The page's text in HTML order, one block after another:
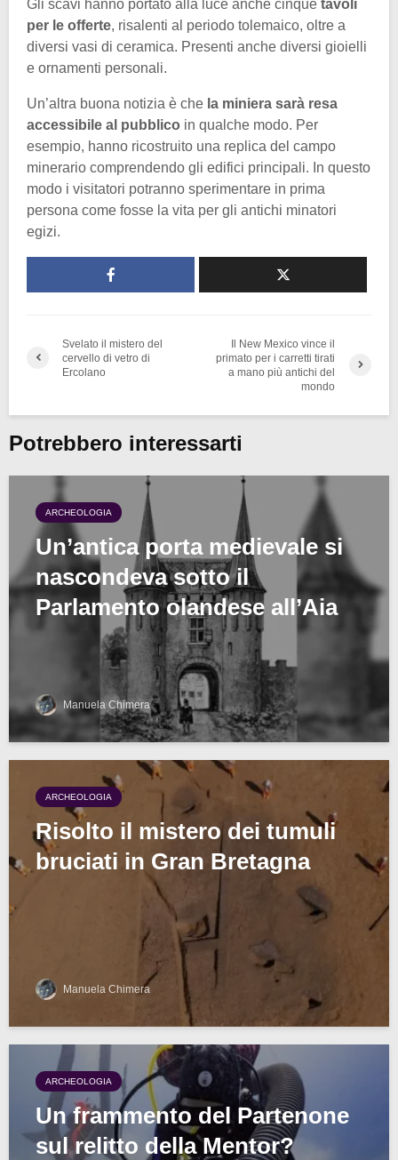
Gli scavi hanno portato alla luce anche cinque tavoli
per le offerte, risalenti al periodo tolemaico, oltre a
diversi vasi di ceramica. Presenti anche diversi gioielli
e ornamenti personali.
Un’altra buona notizia è che la miniera sarà resa
accessibile al pubblico in qualche modo. Per
esempio, hanno ricostruito una replica del campo
minerario comprendendo gli edifici principali. In questo
modo i visitatori potranno sperimentare in prima
persona come fosse la vita per gli antichi minatori
egizi.
Svelato il mistero del
cervello di vetro di
Ercolano
Il New Mexico vince il
primato per i carretti tirati
a mano più antichi del
mondo
Potrebbero interessarti
ARCHEOLOGIA
Un’antica porta medievale si
nascondeva sotto il
Parlamento olandese all’Aia
Manuela Chimera
ARCHEOLOGIA
Risolto il mistero dei tumuli
bruciati in Gran Bretagna
Manuela Chimera
ARCHEOLOGIA
Un frammento del Partenone
sul relitto della Mentor?